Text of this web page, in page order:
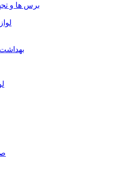
برس ها و